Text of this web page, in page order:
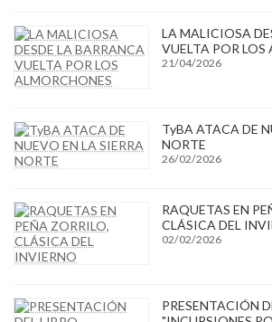
LA MALICIOSA
VUELTA POR LOS
21/04/2026
TyBA ATACA DE
NORTE
26/02/2026
RAQUETAS EN
CLÁSICA DEL
02/02/2026
PRESENTACIÓN